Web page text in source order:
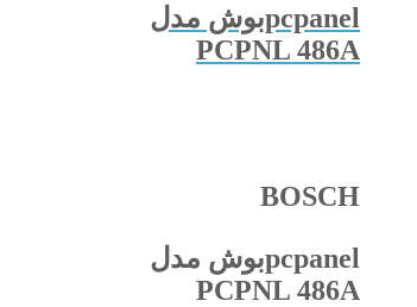
pcpanelبوش مدل
PCPNL 486A
BOSCH
pcpanelبوش مدل
PCPNL 486A